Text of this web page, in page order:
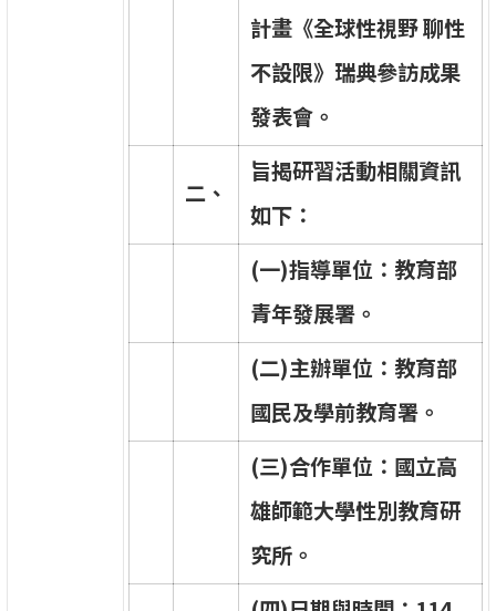
計畫《全球性視野聊性
不設限》 瑞典參訪成果
發表會。
二、
旨揭研習活動相關資訊
如下：
(一)指導單位 ： 教育部
青年發展署。
(二)主辦單位 ： 教育部
國民及學前教育署。
(三)合作單位 ： 國立高
雄師範大學性別教育研
究所。